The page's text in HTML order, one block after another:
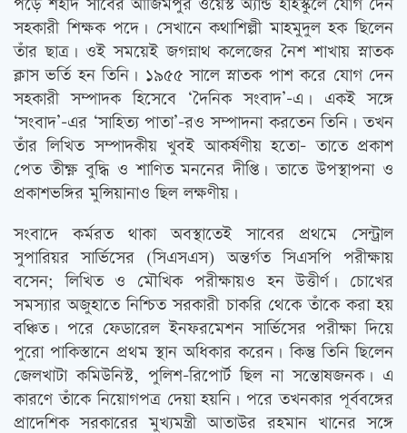
পড়ে শহীদ সাবের আজিমপুর ওয়েস্ট অ্যান্ড হাইস্কুলে যোগ দেন
সহকারী শিক্ষক পদে। সেখানে কথাশিল্পী মাহমুদুল হক ছিলেন
তাঁর ছাত্র। ওই সময়েই জগন্নাথ কলেজের নৈশ শাখায় স্নাতক
ক্লাস ভর্তি হন তিনি। ১৯৫৫ সালে স্নাতক পাশ করে যোগ দেন
সহকারী সম্পাদক হিসেবে ‘দৈনিক সংবাদ’-এ। একই সঙ্গে
‘সংবাদ’-এর ‘সাহিত্য পাতা’-রও সম্পাদনা করতেন তিনি। তখন
তাঁর লিখিত সম্পাদকীয় খুবই আকর্ষণীয় হতো- তাতে প্রকাশ
পেত তীক্ষ্ণ বুদ্ধি ও শাণিত মননের দীপ্তি। তাতে উপস্থাপনা ও
প্রকাশভঙ্গির মুন্সিয়ানাও ছিল লক্ষণীয়।
সংবাদে কর্মরত থাকা অবস্থাতেই সাবের প্রথমে সেন্ট্রাল
সুপারিয়র সার্ভিসের (সিএসএস) অন্তর্গত সিএসপি পরীক্ষায়
বসেন; লিখিত ও মৌখিক পরীক্ষায়ও হন উত্তীর্ণ। চোখের
সমস্যার অজুহাতে নিশ্চিত সরকারী চাকরি থেকে তাঁকে করা হয়
বঞ্চিত। পরে ফেডারেল ইনফরমেশন সার্ভিসের পরীক্ষা দিয়ে
পুরো পাকিস্তানে প্রথম স্থান অধিকার করেন। কিন্তু তিনি ছিলেন
জেলখাটা কমিউনিস্ট, পুলিশ-রিপোর্ট ছিল না সন্তোষজনক। এ
কারণে তাঁকে নিয়োগপত্র দেয়া হয়নি। পরে তখনকার পূর্ববঙ্গের
প্রাদেশিক সরকারের মুখ্যমন্ত্রী আতাউর রহমান খানের সঙ্গে